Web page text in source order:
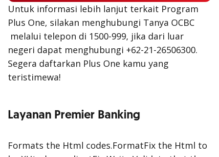
Untuk informasi lebih lanjut terkait Program
Plus One, silakan menghubungi Tanya OCBC
melalui telepon di 1500-999, jika dari luar
negeri dapat menghubungi +62-21-26506300.
Segera daftarkan Plus One kamu yang
teristimewa!
Layanan Premier Banking
Formats the Html codes.FormatFix the Html to